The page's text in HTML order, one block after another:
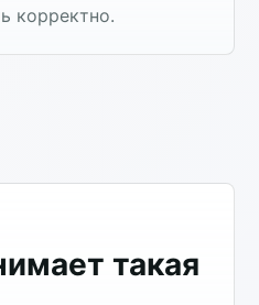
корректно.
такая